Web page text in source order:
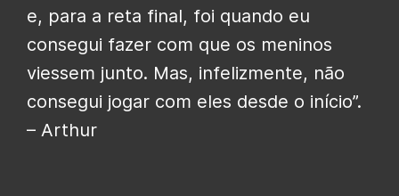
e, para a reta final, foi quando eu
consegui fazer com que os meninos
viessem junto. Mas, infelizmente, não
consegui jogar com eles desde o início”.
– Arthur